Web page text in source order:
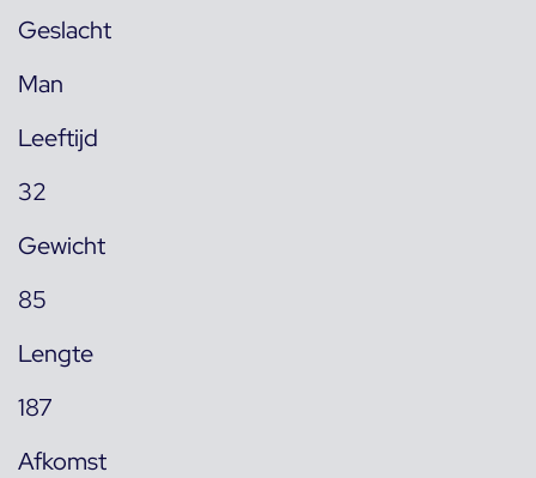
Geslacht
Man
Leeftijd
32
Gewicht
85
Lengte
187
Afkomst